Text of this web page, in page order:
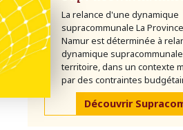
La relance d'une dynamique
supracommunale La
Namur est déterminée à
dynamique
territoire, dans un contexte
par des contraintes
Découvrir